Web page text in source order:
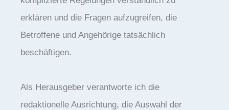
erklären und die Fragen aufzugreifen, die
Betroffene und Angehörige tatsächlich
beschäftigen.
Als Herausgeber verantworte ich die
redaktionelle Ausrichtung, die Auswahl der